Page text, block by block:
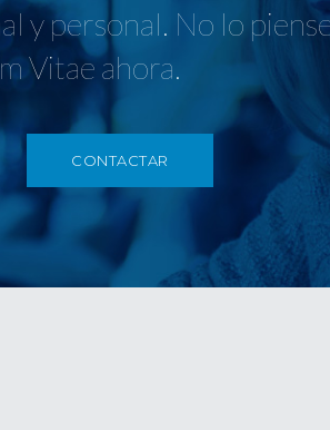
y personal. No lo
Vitae ahora.
CONTACTAR